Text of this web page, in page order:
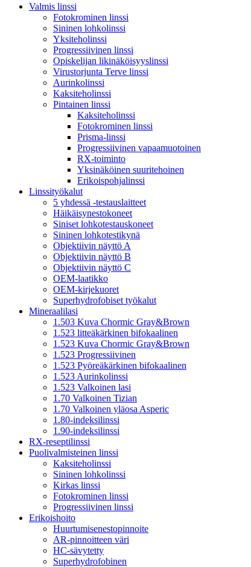
Valmis linssi
Fotokrominen linssi
Sininen lohkolinssi
Yksiteholinssi
Progressiivinen linssi
Opiskelijan likinäköisyyslinssi
Virustorjunta Terve linssi
Aurinkolinssi
Kaksiteholinssi
Pintainen linssi
Kaksiteholinssi
Fotokrominen linssi
Prisma-linssi
Progressiivinen vapaamuotoinen
RX-toiminto
Yksinäköinen suuritehoinen
Erikoispohjalinssi
Linssityökalut
5 yhdessä -testauslaitteet
Häikäisynestokoneet
Siniset lohkotestauskoneet
Sininen lohkotestikynä
Objektiivin näyttö A
Objektiivin näyttö B
Objektiivin näyttö C
OEM-laatikko
OEM-kirjekuoret
Superhydrofobiset työkalut
Mineraalilasi
1.503 Kuva Chormic Gray&Brown
1.523 litteäkärkinen bifokaalinen
1.523 Kuva Chormic Gray&Brown
1.523 Progressiivinen
1.523 Pyöreäkärkinen bifokaalinen
1.523 Aurinkolinssi
1.523 Valkoinen lasi
1.70 Valkoinen Tizian
1.70 Valkoinen yläosa Asperic
1.80-indeksilinssi
1.90-indeksilinssi
RX-reseptilinssi
Puolivalmisteinen linssi
Kaksiteholinssi
Sininen lohkolinssi
Kirkas linssi
Fotokrominen linssi
Progressiivinen linssi
Erikoishoito
Huurtumisenestopinnoite
AR-pinnoitteen väri
HC-sävytetty
Superhydrofobinen